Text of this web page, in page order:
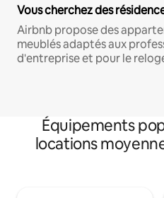
Vous cherchez des
Airbnb propose des
meublés adaptés aux
d'entreprise et pour le
Équipements
locations